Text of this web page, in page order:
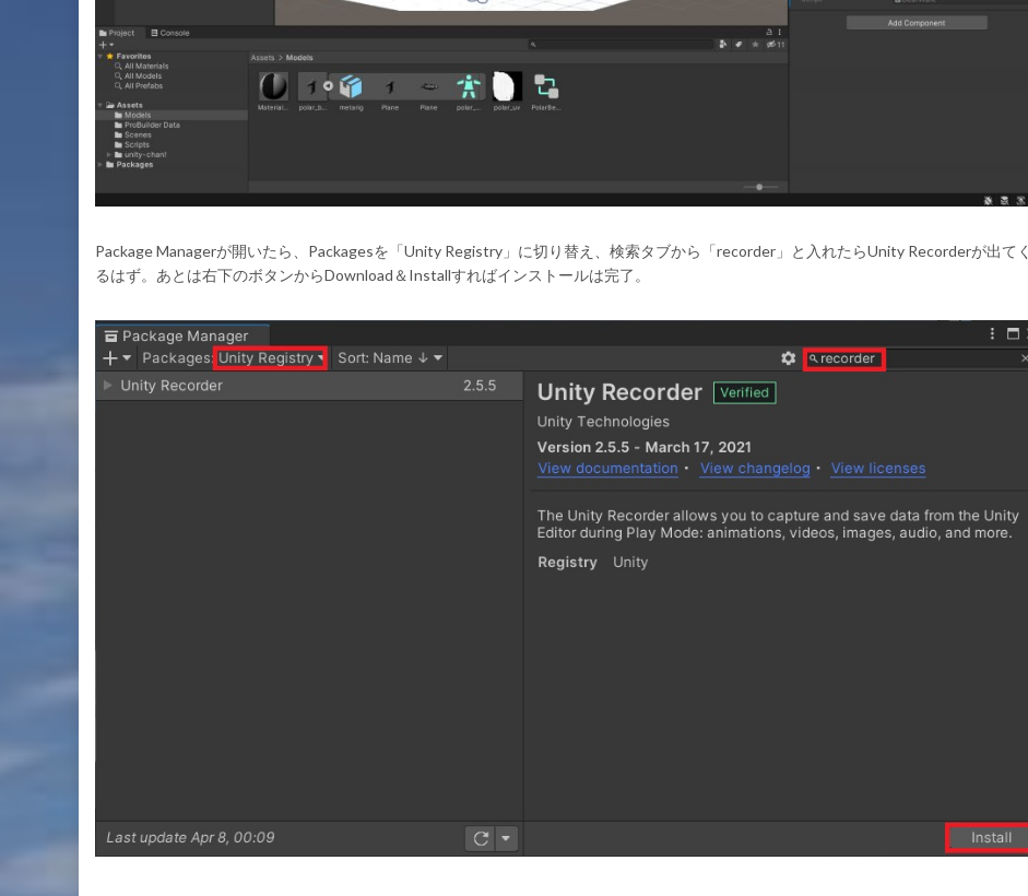
Package Managerが開いたら、Packagesを「Unity Registry」に切り替え、検索タブから「recorder」と入れたらUnity Recorderが出てく
るはず。あとは右下のボタンからDownload＆Installすればインストールは完了。